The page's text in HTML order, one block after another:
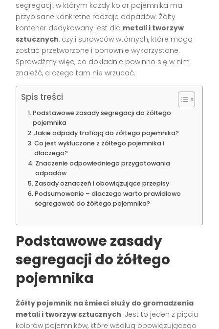
segregacji, w którym każdy kolor pojemnika ma
przypisane konkretne rodzaje odpadów. Żółty
kontener dedykowany jest dla metali i tworzyw
sztucznych, czyli surowców wtórnych, które mogą
zostać przetworzone i ponownie wykorzystane.
Sprawdźmy więc, co dokładnie powinno się w nim
znaleźć, a czego tam nie wrzucać.
Spis treści
Podstawowe zasady segregacji do żółtego
pojemnika
Jakie odpady trafiają do żółtego pojemnika?
Co jest wykluczone z żółtego pojemnika i
dlaczego?
Znaczenie odpowiedniego przygotowania
odpadów
Zasady oznaczeń i obowiązujące przepisy
Podsumowanie – dlaczego warto prawidłowo
segregować do żółtego pojemnika?
Podstawowe zasady
segregacji do żółtego
pojemnika
Żółty pojemnik na śmieci służy do gromadzenia
metali i tworzyw sztucznych. Jest to jeden z pięciu
kolorów pojemników, które według obowiązującego